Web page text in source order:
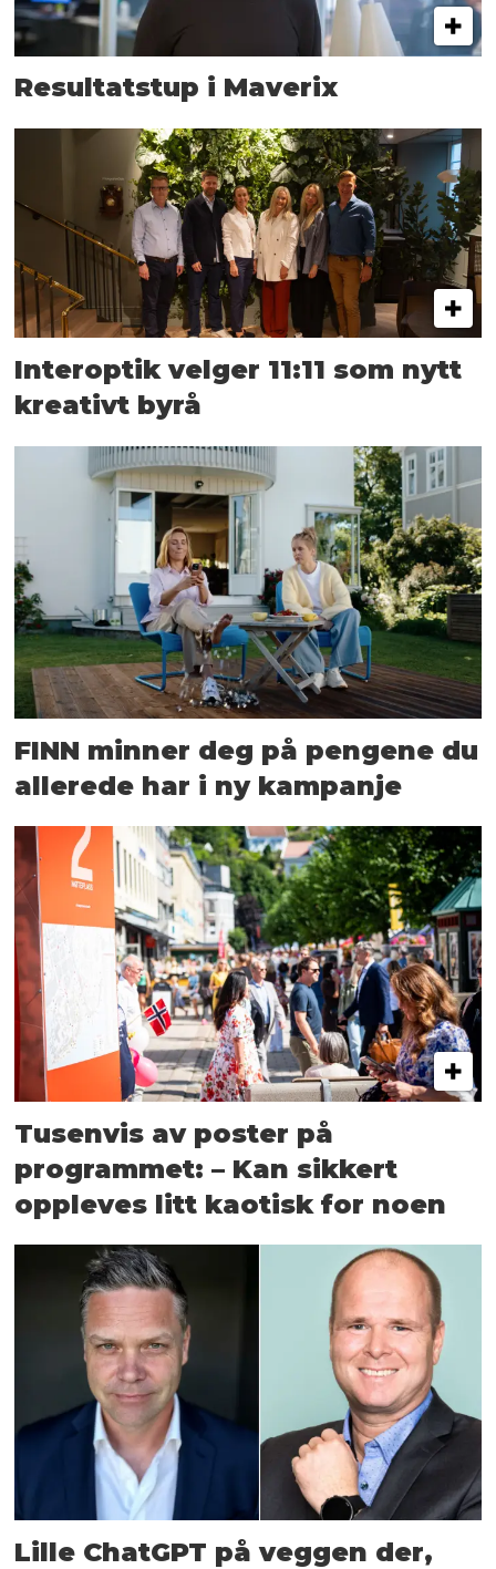
Resultatstup i Maverix
Interoptik velger 11:11 som nytt
kreativt byrå
FINN minner deg på pengene du
allerede har i ny kampanje
Tusenvis av poster på
programmet: – Kan sikkert
oppleves litt kaotisk for noen
Lille ChatGPT på veggen der,